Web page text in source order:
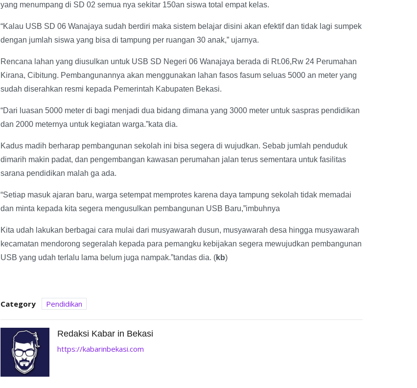
yang menumpang di SD 02 semua nya sekitar 150an siswa total empat kelas.
“Kalau USB SD 06 Wanajaya sudah berdiri maka sistem belajar disini akan efektif dan tidak lagi sumpek
dengan jumlah siswa yang bisa di tampung per ruangan 30 anak,” ujarnya.
Rencana lahan yang diusulkan untuk USB SD Negeri 06 Wanajaya berada di Rt.06,Rw 24 Perumahan
Kirana, Cibitung. Pembangunannya akan menggunakan lahan fasos fasum seluas 5000 an meter yang
sudah diserahkan resmi kepada Pemerintah Kabupaten Bekasi.
“Dari luasan 5000 meter di bagi menjadi dua bidang dimana yang 3000 meter untuk saspras pendidikan
dan 2000 meternya untuk kegiatan warga.”kata dia.
Kadus madih berharap pembangunan sekolah ini bisa segera di wujudkan. Sebab jumlah penduduk
dimarih makin padat, dan pengembangan kawasan perumahan jalan terus sementara untuk fasilitas
sarana pendidikan malah ga ada.
“Setiap masuk ajaran baru, warga setempat memprotes karena daya tampung sekolah tidak memadai
dan minta kepada kita segera mengusulkan pembangunan USB Baru,”imbuhnya
Kita udah lakukan berbagai cara mulai dari musyawarah dusun, musyawarah desa hingga musyawarah
kecamatan mendorong segeralah kepada para pemangku kebijakan segera mewujudkan pembangunan
USB yang udah terlalu lama belum juga nampak.”tandas dia. (kb)
Category Pendidikan
Redaksi Kabar in Bekasi
https://kabarinbekasi.com